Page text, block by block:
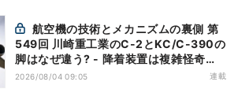
549回 川崎重工業のC-2とKC/C-390の
脚はなぜ違う? - 降着装置は複雑怪奇
(5)|軍用輸送機(10)
2026/08/04 09:05 連載